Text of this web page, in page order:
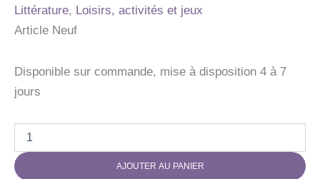
Littérature, Loisirs, activités et jeux
Article Neuf
Disponible sur commande, mise à disposition 4 à 7
jours
POUR
GRANDIR
AJOUTER AU PANIER